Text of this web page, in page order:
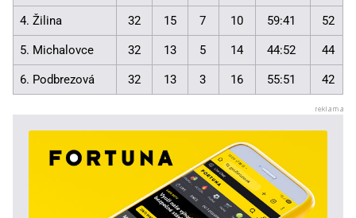
4. Žilina 32 15 7 10 59:41 52
5. Michalovce 32 13 5 14 44:52 44
6. Podbrezová 32 13 3 16 55:51 42